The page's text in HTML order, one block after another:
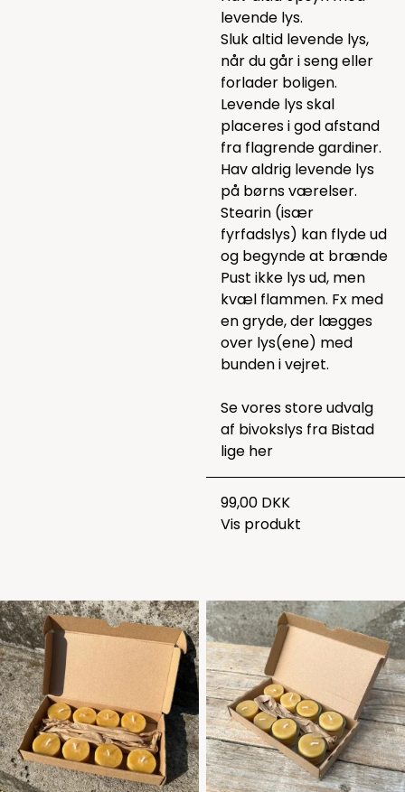
levende lys.
Sluk altid levende lys,
når du går i seng eller
forlader boligen.
Levende lys skal
placeres i god afstand
fra flagrende gardiner.
Hav aldrig levende lys
på børns værelser.
Stearin (især
fyrfadslys) kan flyde ud
og begynde at brænde
Pust ikke lys ud, men
kvæl flammen. Fx med
en gryde, der lægges
over lys(ene) med
bunden i vejret.
Se vores store udvalg
af bivokslys fra Bistad
lige her
99,00 DKK
Vis produkt